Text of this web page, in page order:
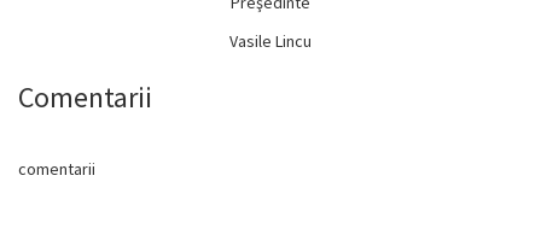
Vasile Lincu
Comentarii
comentarii